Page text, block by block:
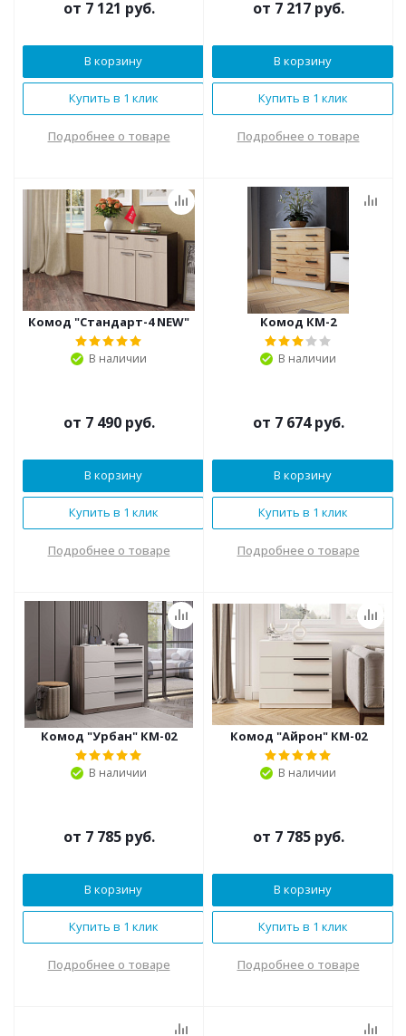
от 7 121 руб.
В корзину
Купить в 1 клик
Подробнее о товаре
от 7 217 руб.
В корзину
Купить в 1 клик
Подробнее о товаре
Комод "Стандарт-4 NEW"
В наличии
от 7 490 руб.
В корзину
Купить в 1 клик
Подробнее о товаре
Комод КМ-2
В наличии
от 7 674 руб.
В корзину
Купить в 1 клик
Подробнее о товаре
Комод "Урбан" КМ-02
В наличии
от 7 785 руб.
В корзину
Купить в 1 клик
Подробнее о товаре
Комод "Айрон" КМ-02
В наличии
от 7 785 руб.
В корзину
Купить в 1 клик
Подробнее о товаре